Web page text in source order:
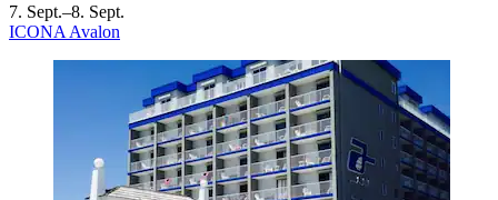
7. Sept.–8. Sept.
ICONA Avalon